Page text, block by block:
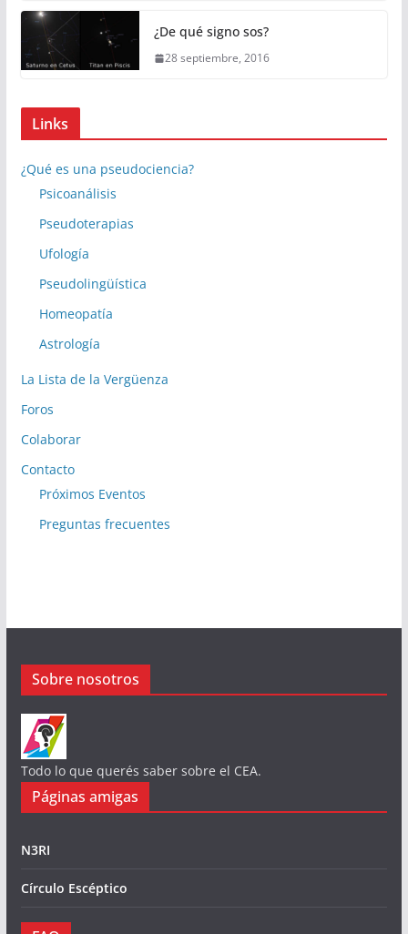
¿De qué signo sos?
28 septiembre, 2016
Links
¿Qué es una pseudociencia?
Psicoanálisis
Pseudoterapias
Ufología
Pseudolingüística
Homeopatía
Astrología
La Lista de la Vergüenza
Foros
Colaborar
Contacto
Próximos Eventos
Preguntas frecuentes
Sobre nosotros
Todo lo que querés saber sobre el CEA.
Páginas amigas
N3RI
Círculo Escéptico